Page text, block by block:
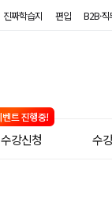
진짜학습지 편입 B2B·
수강신청 수